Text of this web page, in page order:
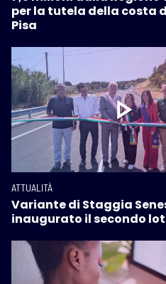
per la tutela della costa
Pisa
ATTUALITÀ
Variante di Staggia
inaugurato il secondo